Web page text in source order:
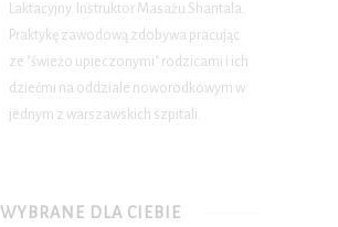
Laktacyjny. Instruktor Masażu Shantala.
Praktykę zawodową zdobywa pracując
ze "świeżo upieczonymi" rodzicami i ich
dziećmi na oddziale noworodkowym w
jednym z warszawskich szpitali.
WYBRANE DLA CIEBIE